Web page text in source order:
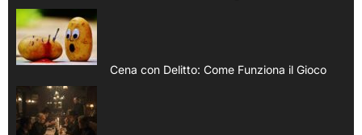
Cena con Delitto: Come Funziona il Gioco